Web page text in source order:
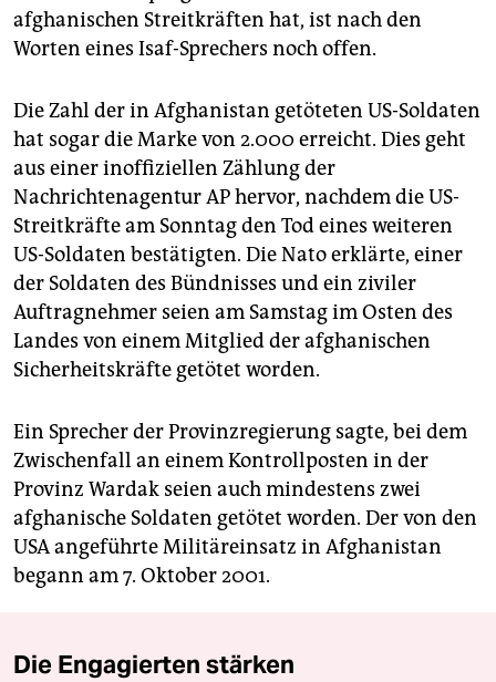
afghanischen Streitkräften hat, ist nach den
Worten eines Isaf-Sprechers noch offen.
Die Zahl der in Afghanistan getöteten US-Soldaten
hat sogar die Marke von 2.000 erreicht. Dies geht
aus einer inoffiziellen Zählung der
Nachrichtenagentur AP hervor, nachdem die US-
Streitkräfte am Sonntag den Tod eines weiteren
US-Soldaten bestätigten. Die Nato erklärte, einer
der Soldaten des Bündnisses und ein ziviler
Auftragnehmer seien am Samstag im Osten des
Landes von einem Mitglied der afghanischen
Sicherheitskräfte getötet worden.
Ein Sprecher der Provinzregierung sagte, bei dem
Zwischenfall an einem Kontrollposten in der
Provinz Wardak seien auch mindestens zwei
afghanische Soldaten getötet worden. Der von den
USA angeführte Militäreinsatz in Afghanistan
begann am 7. Oktober 2001.
Die Engagierten stärken